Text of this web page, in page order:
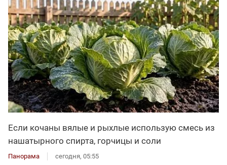
Если кочаны вялые и рыхлые использую смесь из
нашатырного спирта, горчицы и соли
Панорама сегодня, 05:55